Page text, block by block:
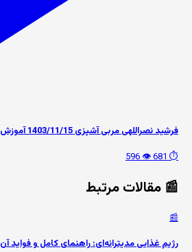
فرشید نصراللهی مربی آشپزی 1403/11/15 آموزش تزیین و دورچین غذا
⏱️ 681
👁️ 596
📰 مقالات مرتبط
📰
رژیم غذایی مدیترانه‌ای: راهنمای کامل و فواید آن